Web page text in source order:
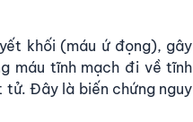
khối (máu ứ đọng), gây
máu tĩnh mạch đi về tĩnh
tử. Đây là biến chứng nguy